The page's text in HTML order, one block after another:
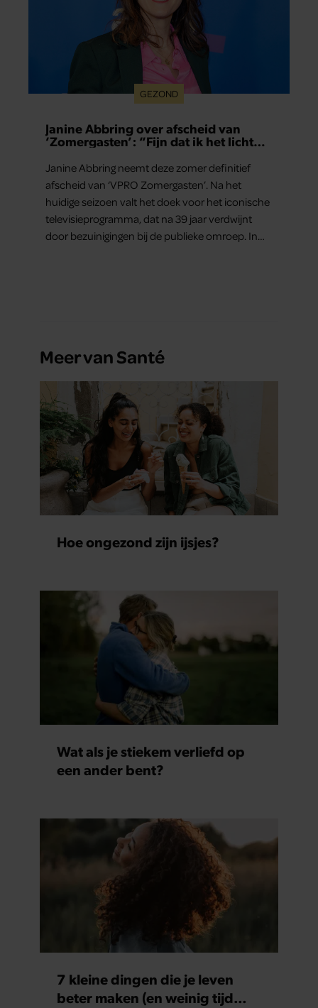
GEZOND
Janine Abbring over afscheid van
‘Zomergasten’: “Fijn dat ik het licht
Janine Abbring neemt deze zomer definitief
afscheid van ‘VPRO Zomergasten’. Na het
huidige seizoen valt het doek voor het iconische
televisieprogramma, dat na 39 jaar verdwijnt
door bezuinigingen bij de publieke omroep. In
Meer van Santé
Hoe ongezond zijn ijsjes?
Wat als je stiekem verliefd op
een ander bent?
7 kleine dingen die je leven
beter maken (en weinig tijd